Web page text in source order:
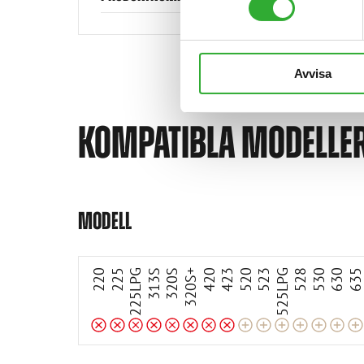
Avvisa
KOMPATIBLA
MODELL
220
Inkompatibel
225
Inkompatibel
225LPG
Inkompatibel
313S 320S 320S+ 420 423 520 523 525LPG 528 530 630 635